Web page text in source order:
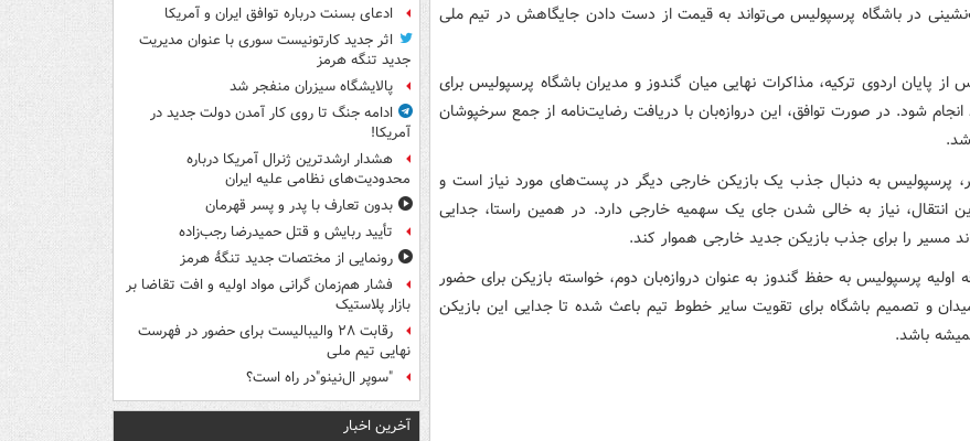
در باشگاه پرسپولیس می‌تواند به قیمت از دست دادن جایگاهش در تیم ملی
پایان اردوی ترکیه، مذاکرات نهایی میان گندوز و مدیران باشگاه پرسپولیس برای
انجام شود. در صورت توافق، این دروازه‌بان با دریافت رضایت‌نامه از جمع سرخپوشان
پرسپولیس به دنبال جذب یک بازیکن خارجی دیگر در پست‌های مورد نیاز است و
انتقال، نیاز به خالی شدن جای یک سهمیه خارجی دارد. در همین راستا، جدایی
مسیر را برای جذب بازیکن جدید خارجی هموار کند.
اولیه پرسپولیس به حفظ گندوز به عنوان دروازه‌بان دوم، خواسته بازیکن برای حضور
و تصمیم باشگاه برای تقویت سایر خطوط تیم باعث شده تا جدایی این بازیکن
باشد.
ادعای بسنت درباره توافق ایران و آمریکا
اثر جدید کارتونیست سوری با عنوان مدیریت
جدید تنگه هرمز
پالایشگاه سیزران منفجر شد
ادامه جنگ تا روی کار آمدن دولت جدید در
آمریکا!
هشدار ارشدترین ژنرال آمریکا درباره
محدودیت‌های نظامی علیه ایران
بدون تعارف با پدر و پسر قهرمان
تأیید ربایش و قتل حمیدرضا رجب‌زاده
رونمایی از مختصات جدید تنگۀ هرمز
فشار هم‌زمان گرانی مواد اولیه و افت تقاضا بر
بازار پلاستیک
رقابت ۲۸ والیبالیست برای حضور در فهرست
نهایی تیم ملی
"سوپر ال‌نینو"در راه است؟
آخرین اخبار